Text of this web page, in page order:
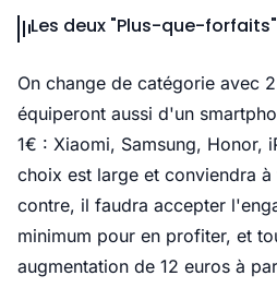
Les deux "Plus-que-forfaits"
On change de catégorie avec
équiperont aussi d'un
1€ : Xiaomi, Samsung, Honor,
choix est large et conviendra
contre, il faudra accepter
minimum pour en profiter, et
augmentation de 12 euros à